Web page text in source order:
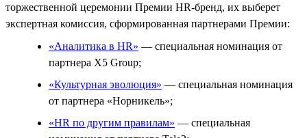
торжественной церемонии Премии HR-бренд, их выберет
экспертная комиссия, сформированная партнерами Премии:
«Аналитика в HR» — специальная номинация от
партнера X5 Group;
«Культурная эволюция» — специальная номинация
от партнера «Норникель»;
«HR по другим правилам» — специальная